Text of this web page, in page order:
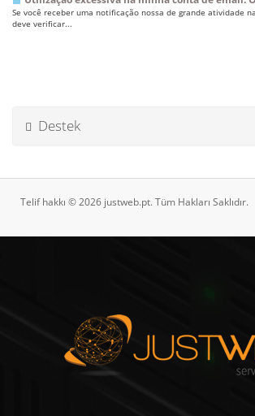
Se você receber uma notificação nossa de grande atividade
deve verificar...
Destek
Telif hakkı © 2026 justweb.pt. Tüm Hakları Saklıdır.